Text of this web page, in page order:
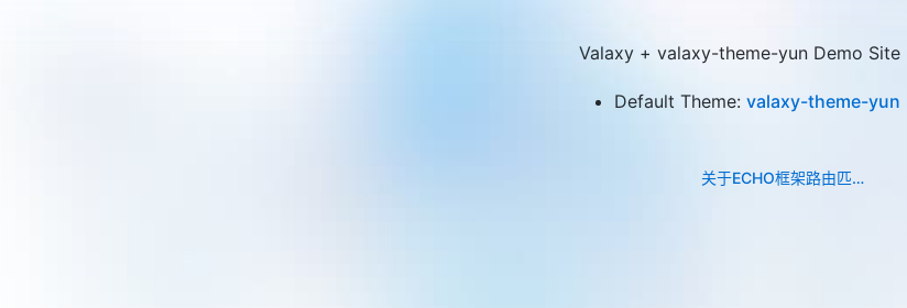
Valaxy + valaxy-theme-yun Demo Site
Default Theme: valaxy-theme-yun
关于ECHO框架路由匹配与中间件的坑